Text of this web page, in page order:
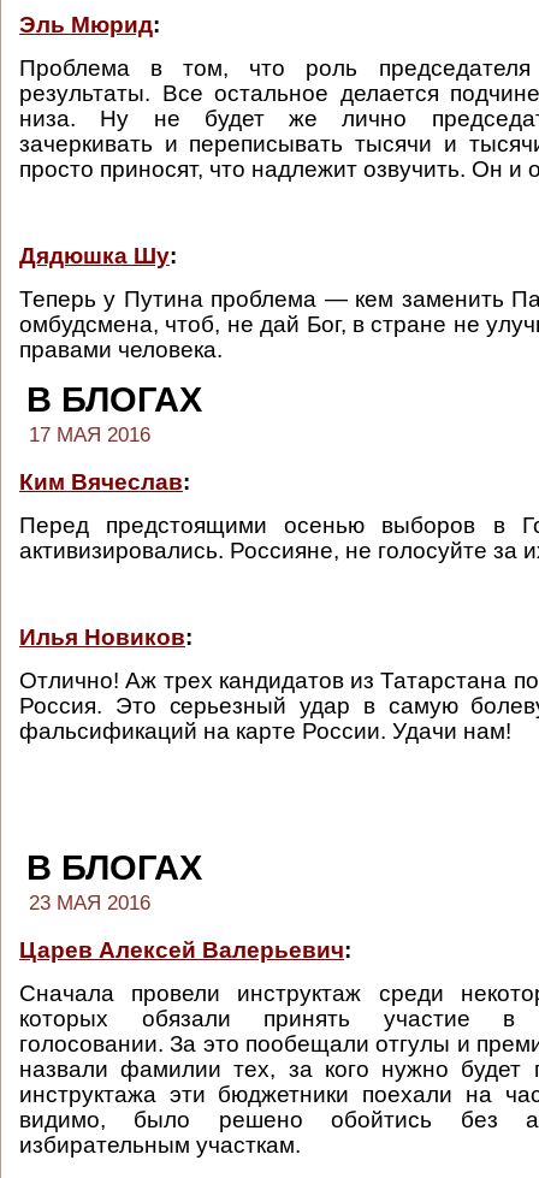
Эль Мюрид:
Проблема в том, что роль
результаты. Все остальное делается
низа. Ну не будет же лично
зачеркивать и переписывать тысячи и
просто приносят, что надлежит озвучить. Он и
Дядюшка Шу:
Теперь у Путина проблема — кем заменить
омбудсмена, чтоб, не дай Бог, в стране не
правами человека.
В БЛОГАХ
17 МАЯ 2016
Ким Вячеслав:
Перед предстоящими осенью выборов в
активизировались. Россияне, не голосуйте за
Илья Новиков:
Отлично! Аж трех кандидатов из Татарстана
Россия. Это серьезный удар в самую
фальсификаций на карте России. Удачи нам!
В БЛОГАХ
23 МАЯ 2016
Царев Алексей Валерьевич:
Сначала провели инструктаж среди
которых обязали принять участие в
голосовании. За это пообещали отгулы и
назвали фамилии тех, за кого нужно будет
инструктажа эти бюджетники поехали на
видимо, было решено обойтись без
избирательным участкам.